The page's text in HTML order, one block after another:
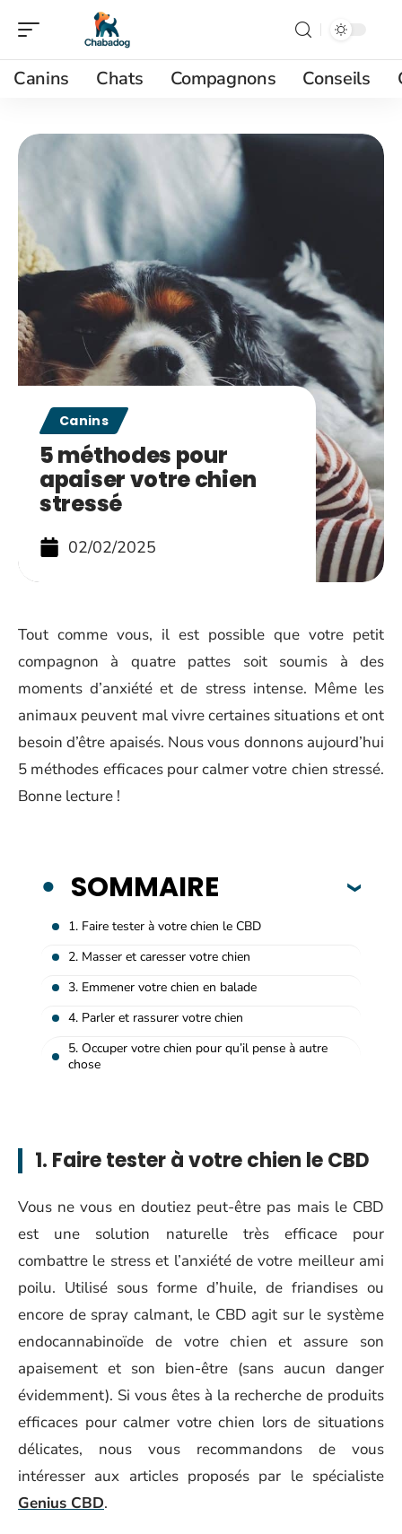
Canins Chats Compagnons Conseils
Canins
5 méthodes pour
apaiser votre chien
stressé
02/02/2025
Tout comme vous, il est possible que votre petit
compagnon à quatre pattes soit soumis à des
moments d’anxiété et de stress intense. Même les
animaux peuvent mal vivre certaines situations et ont
besoin d’être apaisés. Nous vous donnons aujourd’hui
5 méthodes efficaces pour calmer votre chien stressé.
Bonne lecture !
SOMMAIRE
1. Faire tester à votre chien le CBD
2. Masser et caresser votre chien
3. Emmener votre chien en balade
4. Parler et rassurer votre chien
5. Occuper votre chien pour qu’il pense à autre
chose
1. Faire tester à votre chien le CBD
Vous ne vous en doutiez peut-être pas mais le CBD
est une solution naturelle très efficace pour
combattre le stress et l’anxiété de votre meilleur ami
poilu. Utilisé sous forme d’huile, de friandises ou
encore de spray calmant, le CBD agit sur le système
endocannabinoïde de votre chien et assure son
apaisement et son bien-être (sans aucun danger
évidemment). Si vous êtes à la recherche de produits
efficaces pour calmer votre chien lors de situations
délicates, nous vous recommandons de vous
intéresser aux articles proposés par le spécialiste
Genius CBD.